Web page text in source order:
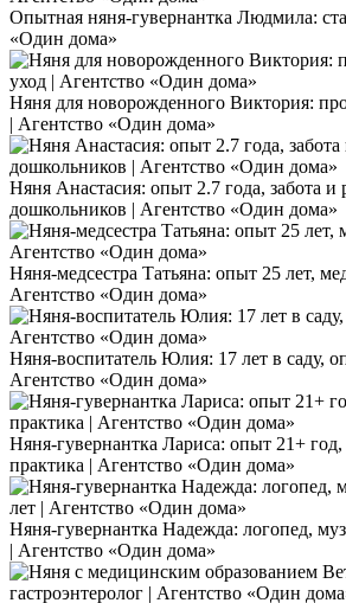
Опытная няня-гувернантка Людмила:
«Один дома»
Няня для новорожденного Виктория:
| Агентство «Один дома»
Няня Анастасия: опыт 2.7 года, забота и
дошкольников | Агентство «Один дома»
Няня-медсестра Татьяна: опыт 25 лет,
Агентство «Один дома»
Няня-воспитатель Юлия: 17 лет в саду,
Агентство «Один дома»
Няня-гувернантка Лариса: опыт 21+
практика | Агентство «Один дома»
Няня-гувернантка Надежда: логопед,
| Агентство «Один дома»